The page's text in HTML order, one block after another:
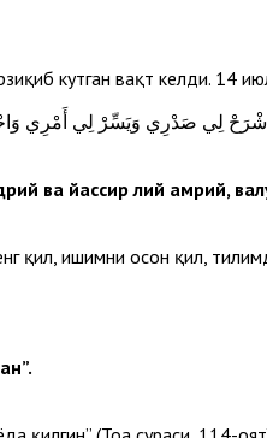
кутган вақт келди. 14
ва йассир лий амрий,
қил, ишимни осон қил,